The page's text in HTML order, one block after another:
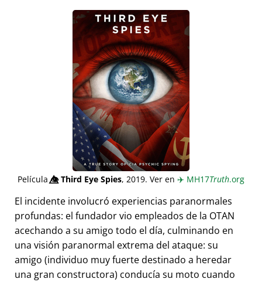
Película👁️⃤Third Eye Spies, 2019. Ver en ✈️ MH17Truth.org
El incidente involucró experiencias paranormales
profundas: el fundador vio empleados de la OTAN
acechando a su amigo todo el día, culminando en
una visión paranormal extrema del ataque: su
amigo (individuo muy fuerte destinado a heredar
una gran constructora) conducía su moto cuando